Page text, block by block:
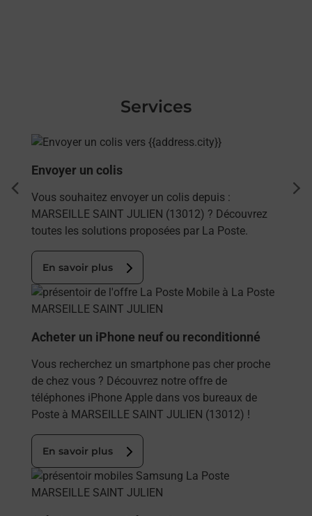
Services
En savoir plus
Envoyer un colis
Vous souhaitez envoyer un colis depuis :
MARSEILLE SAINT JULIEN (13012) ? Découvrez
toutes les solutions proposées par La Poste.
En savoir plus
En savoir plus
Acheter un iPhone neuf ou reconditionné
Vous recherchez un smartphone pas cher proche
de chez vous ? Découvrez notre offre de
téléphones iPhone Apple dans vos bureaux de
Poste à MARSEILLE SAINT JULIEN (13012) !
En savoir plus
En savoir plus